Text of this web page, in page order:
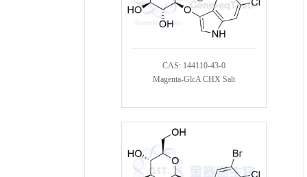
CAS: 144110-43-0
Magenta-GlcA CHX Salt